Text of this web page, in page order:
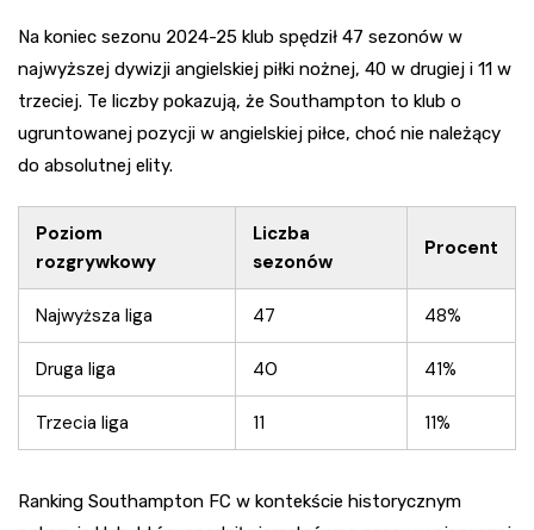
Na koniec sezonu 2024-25 klub spędził 47 sezonów w
najwyższej dywizji angielskiej piłki nożnej, 40 w drugiej i 11 w
trzeciej. Te liczby pokazują, że Southampton to klub o
ugruntowanej pozycji w angielskiej piłce, choć nie należący
do absolutnej elity.
Poziom
rozgrywkowy
Liczba
sezonów
Procent
Najwyższa liga 47 48%
Druga liga 40 41%
Trzecia liga 11 11%
Ranking Southampton FC w kontekście historycznym